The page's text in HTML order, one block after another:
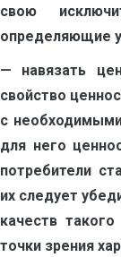
свою
определяющие
— навязать
свойство
с
для него
потребители
их следует
качеств
точки зрения